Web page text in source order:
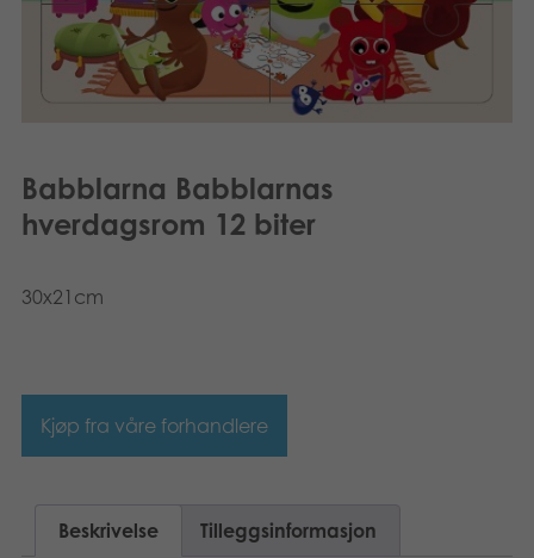
Bøker
Applikasjoner
Babblarna Babblarnas
hverdagsrom 12 biter
30x21cm
Kjøp fra våre forhandlere
Beskrivelse Tilleggsinformasjon